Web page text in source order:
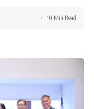
10 Min Read